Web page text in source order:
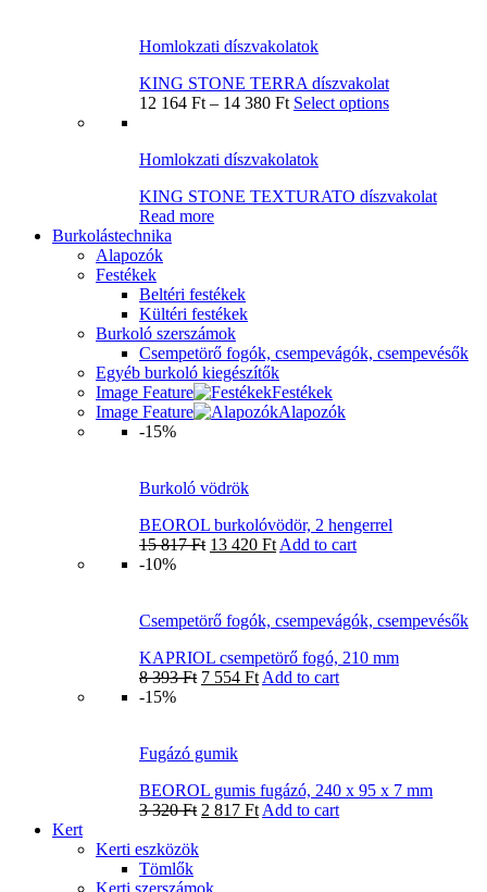
Homlokzati díszvakolatok
KING STONE TERRA díszvakolat
12 164 Ft – 14 380 Ft Select options
Homlokzati díszvakolatok
KING STONE TEXTURATO díszvakolat
Read more
Burkolástechnika
Alapozók
Festékek
Beltéri festékek
Kültéri festékek
Burkoló szerszámok
Csempetörő fogók, csempevágók, csempevésők
Egyéb burkoló kiegészítők
Image Feature
Festékek
Image Feature
Alapozók
-15%
Burkoló vödrök
BEOROL burkolóvödör, 2 hengerrel
15 817Ft 13 420 Ft Add to cart
-10%
Csempetörő fogók, csempevágók, csempevésők
KAPRIOL csempetörő fogó, 210 mm
8 393Ft 7 554 Ft Add to cart
-15%
Fugázó gumik
BEOROL gumis fugázó, 240 x 95 x 7 mm
3 320Ft 2 817 Ft Add to cart
Kert
Kerti eszközök
Tömlők
Kerti szerszámok